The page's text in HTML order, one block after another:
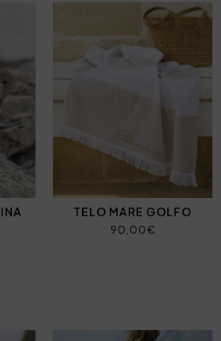
TELO MARE GOLFO
90,00€